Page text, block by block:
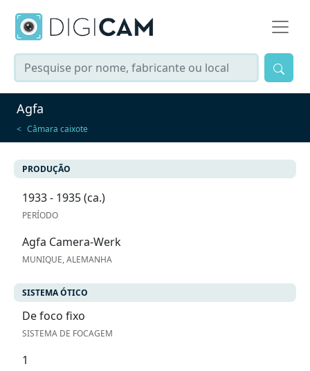
Agfa
Câmara caixote
PRODUÇÃO
1933 - 1935 (ca.)
PERÍODO
Agfa Camera-Werk
MUNIQUE, ALEMANHA
SISTEMA ÓTICO
De foco fixo
SISTEMA DE FOCAGEM
1